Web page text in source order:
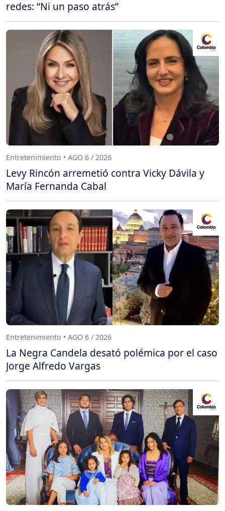
redes: “Ni un paso atrás”
Entretenimiento • AGO 6 / 2026
Levy Rincón arremetió contra Vicky Dávila y
María Fernanda Cabal
Entretenimiento • AGO 6 / 2026
La Negra Candela desató polémica por el caso
Jorge Alfredo Vargas